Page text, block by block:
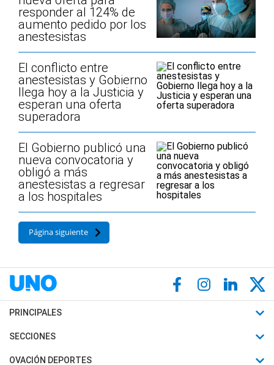
responder al 124% de
aumento pedido por los
anestesistas
El conflicto entre
anestesistas y Gobierno
llega hoy a la Justicia y
esperan una oferta
superadora
El Gobierno publicó una
nueva convocatoria y
obligó a más
anestesistas a regresar
a los hospitales
Página siguiente
PRINCIPALES
Últimas Noticias
Política
SECCIONES
Horóscopo
OVACIÓN DEPORTES